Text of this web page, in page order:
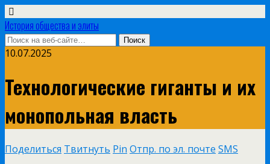
История общества и элиты
10.07.2025
Технологические гиганты и их
монопольная власть
Поделиться Твитнуть Pin Отпр. по эл. почте SMS